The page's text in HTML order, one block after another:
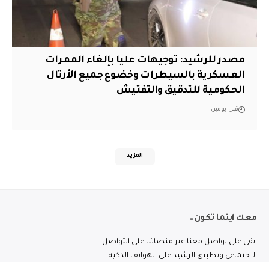
مصدر للرشيد: توجيهات عليا بإلغاء الممرات
العسكرية بالسيطرات وخضوع جميع الأرتال
الحكومية للتدقيق والتفتيش
قبل يومين
المزيد
معك اينما تكون..
ابقى على تواصل معنا عبر منصاتنا على التواصل
الاجتماعي وتطبيق الرشيد على الهواتف الذكية.